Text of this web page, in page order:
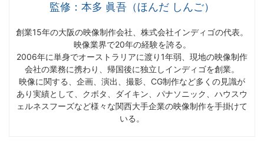
監修：本多 眞吾（ほんだ しんご）
創業15年の大阪の映像制作会社、株式会社インディゴの代表。
映像業界で20年の経験を誇る。
2006年に単身でオーストラリアに渡り1年弱、現地の映像制作
会社の業務に携わり、帰国後に独立しインディゴを創業。
映像に関する、企画、演出、撮影、CG制作など多くの見識が
あり実績として、クボタ、ダイキン、パナソニック、ハウスウ
ェルネスフーズなど様々な関西大手企業の映像制作を手掛けて
いる。